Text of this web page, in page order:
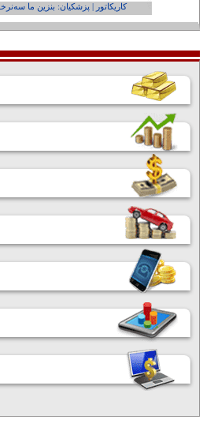
کاریکاتور | پزشکیان: بنزین ما